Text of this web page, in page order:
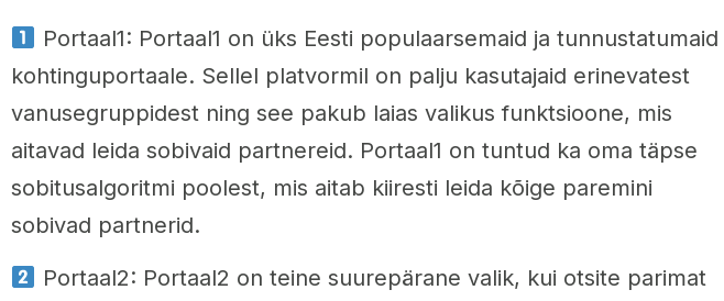
Portaal1: Portaal1 on üks Eesti populaarsemaid ja tunnustatumaid
kohtinguportaale. Sellel platvormil on palju kasutajaid erinevatest
vanusegruppidest ning see pakub laias valikus funktsioone, mis
aitavad leida sobivaid partnereid. Portaal1 on tuntud ka oma täpse
sobitusalgoritmi poolest, mis aitab kiiresti leida kõige paremini
sobivad partnerid.
Portaal2: Portaal2 on teine suurepärane valik, kui otsite parimat